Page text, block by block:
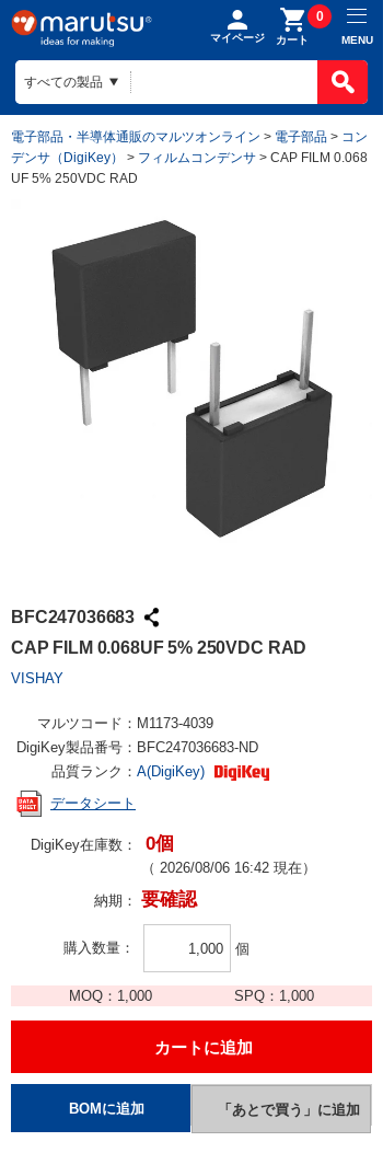
マイページ カート
0
MENU
電子部品・半導体通販のマルツオンライン > 電子部品 > コン
デンサ（DigiKey）
> フィルムコンデンサ > CAP FILM 0.068
UF 5% 250VDC RAD
BFC247036683
CAP FILM 0.068UF 5% 250VDC RAD
VISHAY
マルツコード： M1173-4039
DigiKey製品番号： BFC247036683-ND
品質ランク： A(DigiKey)
データシート
DigiKey在庫数： 0個
（ 2026/08/06 16:42 現在）
納期： 要確認
購入数量 個
MOQ： 1,000 SPQ： 1,000